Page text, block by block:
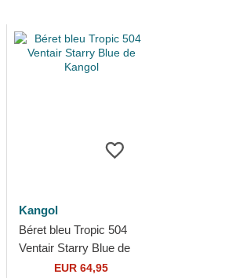
Kangol
Béret bleu Tropic 504
Ventair Starry Blue de
EUR 64,95